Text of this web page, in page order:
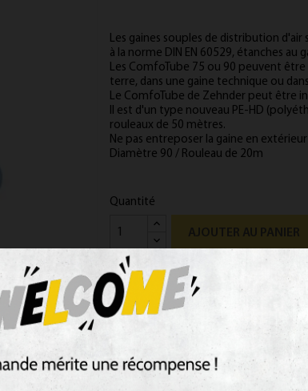
Les gaines souples de distribution
à la norme DIN EN 60529, étanches au
Les ComfoTube 75 ou 90 peuvent
terre, dans une gaine technique ou
Le ComfoTube de Zehnder peut être
Il est d'un type nouveau PE-HD
rouleaux de 50 mètres.
Ne pas entreposer la gaine en
Diamètre 90 / Rouleau de 20m
Quantité
AJOUTER AU PANIER
Rupture de stock
PRÉVENEZ-MOI LORSQUE